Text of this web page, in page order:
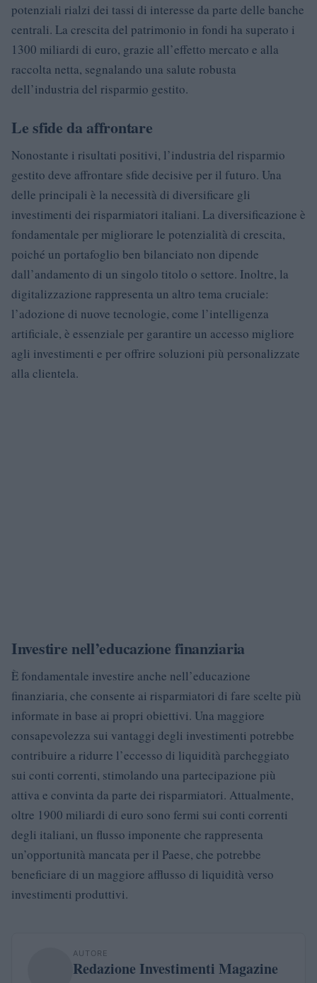
potenziali rialzi dei tassi di interesse da parte delle banche
centrali. La crescita del patrimonio in fondi ha superato i
1300 miliardi di euro, grazie all’effetto mercato e alla
raccolta netta, segnalando una salute robusta
dell’industria del risparmio gestito.
Le sfide da affrontare
Nonostante i risultati positivi, l’industria del risparmio
gestito deve affrontare sfide decisive per il futuro. Una
delle principali è la necessità di diversificare gli
investimenti dei risparmiatori italiani. La diversificazione è
fondamentale per migliorare le potenzialità di crescita,
poiché un portafoglio ben bilanciato non dipende
dall’andamento di un singolo titolo o settore. Inoltre, la
digitalizzazione rappresenta un altro tema cruciale:
l’adozione di nuove tecnologie, come l’intelligenza
artificiale, è essenziale per garantire un accesso migliore
agli investimenti e per offrire soluzioni più personalizzate
alla clientela.
Investire nell’educazione finanziaria
È fondamentale investire anche nell’educazione
finanziaria, che consente ai risparmiatori di fare scelte più
informate in base ai propri obiettivi. Una maggiore
consapevolezza sui vantaggi degli investimenti potrebbe
contribuire a ridurre l’eccesso di liquidità parcheggiato
sui conti correnti, stimolando una partecipazione più
attiva e convinta da parte dei risparmiatori. Attualmente,
oltre 1900 miliardi di euro sono fermi sui conti correnti
degli italiani, un flusso imponente che rappresenta
un’opportunità mancata per il Paese, che potrebbe
beneficiare di un maggiore afflusso di liquidità verso
investimenti produttivi.
AUTORE
Redazione Investimenti Magazine